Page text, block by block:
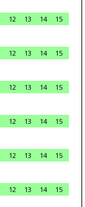
12 13 14
15
12 13 14
15
12 13 14
15
12 13 14
15
12 13 14
15
12 13 14
15